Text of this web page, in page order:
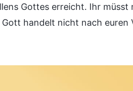
Gottes erreicht. Ihr
handelt nicht nach euren